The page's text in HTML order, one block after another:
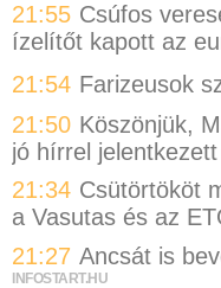
21:55 Csúfos
ízelítőt kapott az
21:54 Farizeusok
21:50 Köszönjük,
jó hírrel jelentkezett
21:34 Csütörtököt
a Vasutas és az
21:27 Ancsát is
INFOSTART.HU